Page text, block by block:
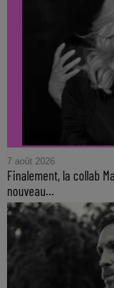
7 août 2026
Finalement, la collab
nouveau...